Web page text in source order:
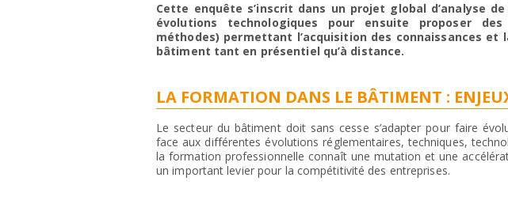
Cette enquête s’inscrit dans un projet global d’analyse
évolutions technologiques pour ensuite proposer
méthodes) permettant l’acquisition des connaissances
bâtiment tant en présentiel qu’à distance.
LA FORMATION DANS LE BÂTIMENT :
Le secteur du bâtiment doit sans cesse s’adapter pour faire
face aux différentes évolutions réglementaires, techniques,
la formation professionnelle connaît une mutation et une
un important levier pour la compétitivité des entreprises.